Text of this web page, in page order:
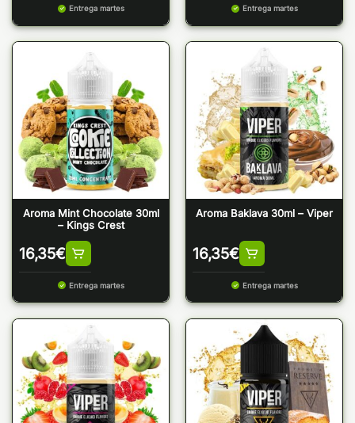
Entrega martes Entrega martes
Aroma Mint Chocolate 30ml
– Kings Crest
16,35€
Entrega martes
Aroma Baklava 30ml – Viper
16,35€
Entrega martes